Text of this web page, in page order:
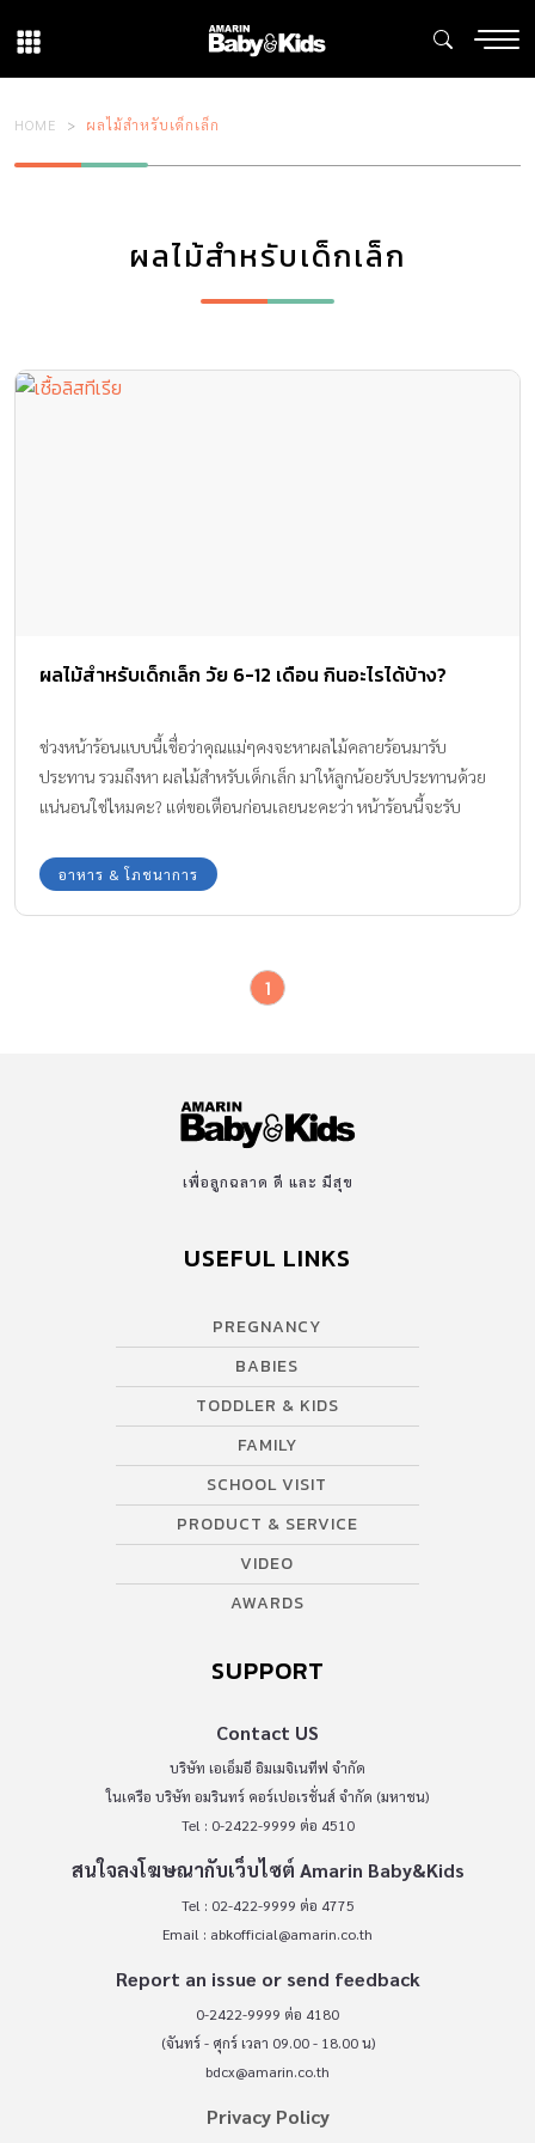
HOME ผลไม้สำหรับเด็กเล็ก
ผลไม้สำหรับเด็กเล็ก
ผลไม้สำหรับเด็กเล็ก วัย 6-12 เดือน กินอะไรได้บ้าง?
ช่วงหน้าร้อนแบบนี้เชื่อว่าคุณแม่ๆคงจะหาผลไม้คลายร้อนมารับ
ประทาน รวมถึงหา ผลไม้สำหรับเด็กเล็ก มาให้ลูกน้อยรับประทานด้วย
แน่นอนใช่ไหมคะ? แต่ขอเตือนก่อนเลยนะคะว่า หน้าร้อนนี้จะรับ
เรีย ที่มากับผลไม้ได้
อาหาร & โภชนาการ
1
เพื่อลูกฉลาด ดี และ มีสุข
USEFUL LINKS
PREGNANCY
BABIES
TODDLER & KIDS
FAMILY
SCHOOL VISIT
PRODUCT & SERVICE
VIDEO
AWARDS
SUPPORT
Contact US
บริษัท เอเอ็มอี อิมเมจิเนทีฟ จำกัด
ในเครือ บริษัท อมรินทร์ คอร์เปอเรชั่นส์ จำกัด (มหาชน)
Tel : 0-2422-9999 ต่อ 4510
สนใจลงโฆษณากับเว็บไซต์ Amarin Baby&Kids
Tel : 02-422-9999 ต่อ 4775
Email : abkofficial@amarin.co.th
Report an issue or send feedback
0-2422-9999 ต่อ 4180
(จันทร์ - ศุกร์ เวลา 09.00 - 18.00 น)
bdcx@amarin.co.th
Privacy Policy